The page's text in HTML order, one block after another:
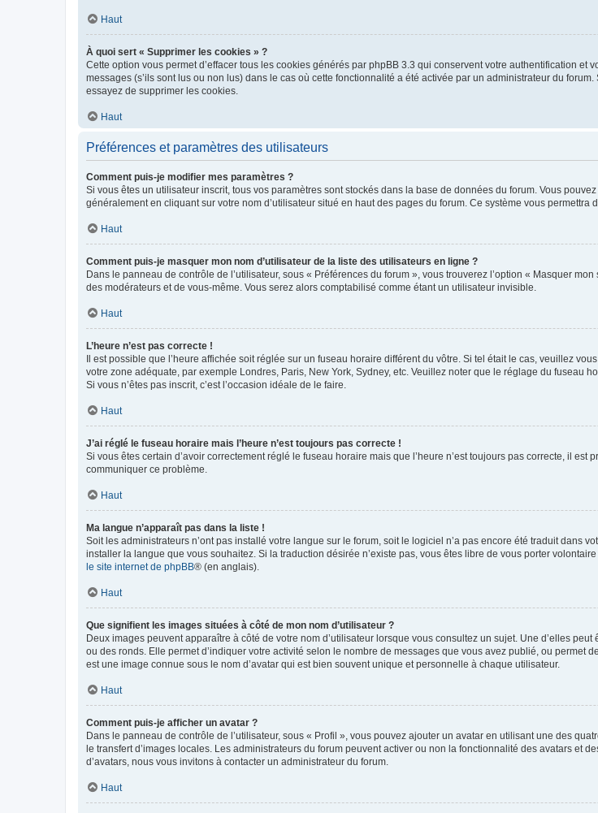
Haut
À quoi sert « Supprimer les cookies » ?
Cette option vous permet d’effacer tous les cookies générés par phpBB 3.3 qui conservent votre authentification
messages (s’ils sont lus ou non lus) dans le cas où cette fonctionnalité a été activée par un administrateur du
essayez de supprimer les cookies.
Haut
Préférences et paramètres des utilisateurs
Comment puis-je modifier mes paramètres ?
Si vous êtes un utilisateur inscrit, tous vos paramètres sont stockés dans la base de données du forum. Vous
généralement en cliquant sur votre nom d’utilisateur situé en haut des pages du forum. Ce système vous permettra
Haut
Comment puis-je masquer mon nom d’utilisateur de la liste des utilisateurs en ligne ?
Dans le panneau de contrôle de l’utilisateur, sous « Préférences du forum », vous trouverez l’option « Masquer
des modérateurs et de vous-même. Vous serez alors comptabilisé comme étant un utilisateur invisible.
Haut
L’heure n’est pas correcte !
Il est possible que l’heure affichée soit réglée sur un fuseau horaire différent du vôtre. Si tel était le cas, veuillez
votre zone adéquate, par exemple Londres, Paris, New York, Sydney, etc. Veuillez noter que le réglage du fuseau
Si vous n’êtes pas inscrit, c’est l’occasion idéale de le faire.
Haut
J’ai réglé le fuseau horaire mais l’heure n’est toujours pas correcte !
Si vous êtes certain d’avoir correctement réglé le fuseau horaire mais que l’heure n’est toujours pas correcte, il
communiquer ce problème.
Haut
Ma langue n’apparaît pas dans la liste !
Soit les administrateurs n’ont pas installé votre langue sur le forum, soit le logiciel n’a pas encore été traduit dans
installer la langue que vous souhaitez. Si la traduction désirée n’existe pas, vous êtes libre de vous porter
le site internet de phpBB® (en anglais).
Haut
Que signifient les images situées à côté de mon nom d’utilisateur ?
Deux images peuvent apparaître à côté de votre nom d’utilisateur lorsque vous consultez un sujet. Une d’elles
ou des ronds. Elle permet d’indiquer votre activité selon le nombre de messages que vous avez publié, ou permet
est une image connue sous le nom d’avatar qui est bien souvent unique et personnelle à chaque utilisateur.
Haut
Comment puis-je afficher un avatar ?
Dans le panneau de contrôle de l’utilisateur, sous « Profil », vous pouvez ajouter un avatar en utilisant une des
le transfert d’images locales. Les administrateurs du forum peuvent activer ou non la fonctionnalité des avatars et
d’avatars, nous vous invitons à contacter un administrateur du forum.
Haut